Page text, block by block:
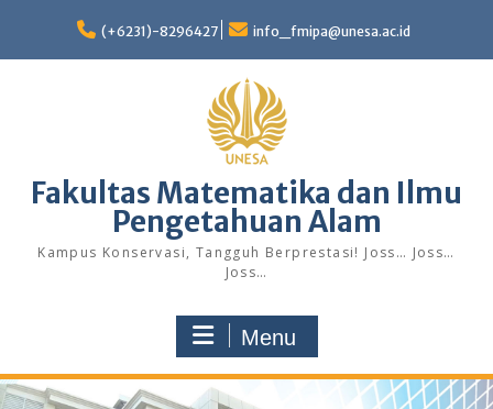
content
(+6231)-8296427 info_fmipa@unesa.ac.id
Fakultas Matematika dan Ilmu
Pengetahuan Alam
Kampus Konservasi, Tangguh Berprestasi! Joss… Joss…
Joss…
Menu